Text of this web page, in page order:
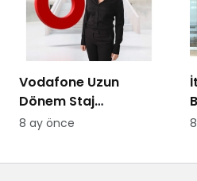
Vodafone Uzun
Dönem Staj
Programına
8 ay önce